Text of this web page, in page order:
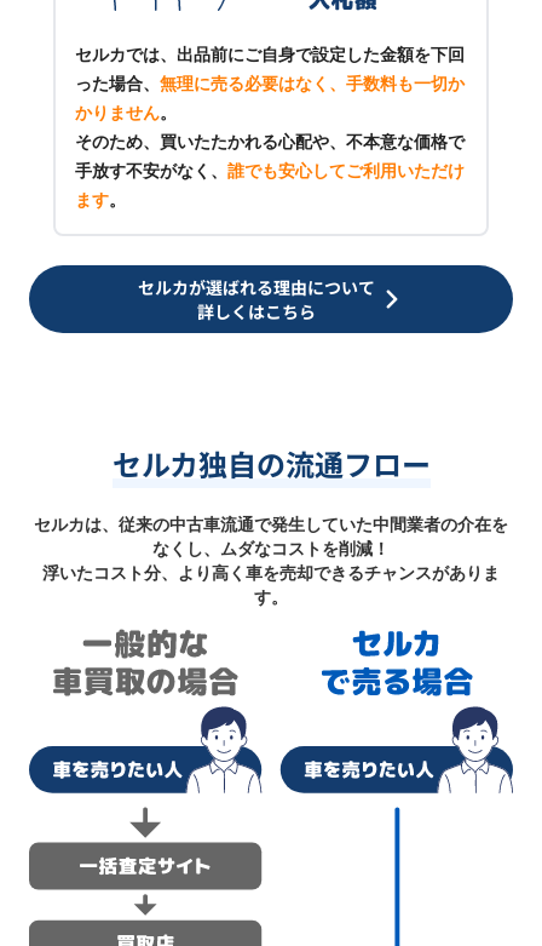
セルカでは、出品前にご自身で設定した金額を下回
った場合、 無理に売る必要はなく、手数料も一切か
かりません。
そのため、買いたたかれる心配や、不本意な価格で
手放す不安がなく、 誰でも安心してご利用いただけ
ます。
セルカが選ばれる理由について
詳しくはこちら
セルカ独自の流通フロー
セルカは、従来の中古車流通で発生していた中間業者の介在を
なくし、ムダなコストを削減！
浮いたコスト分、より高く車を売却できるチャンスがありま
す。